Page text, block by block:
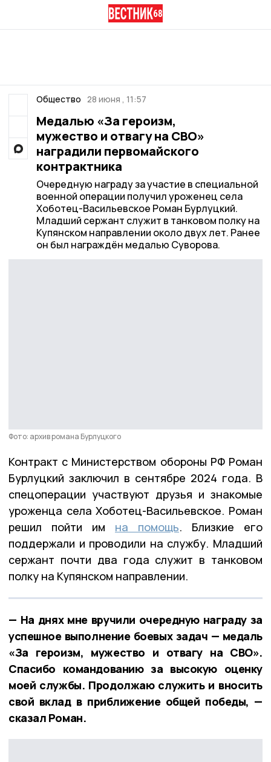
Общество 28 июня , 11:57
Медалью «За героизм,
мужество и отвагу на СВО»
наградили первомайского
контрактника
Очередную награду за участие в специальной
военной операции получил уроженец села
Хоботец-Васильевское Роман Бурлуцкий.
Младший сержант служит в танковом полку на
Купянском направлении около двух лет. Ранее
он был награждён медалью Суворова.
Фото: архив романа Бурлуцкого
Контракт с Министерством обороны РФ Роман
Бурлуцкий заключил в сентябре 2024 года. В
спецоперации участвуют друзья и знакомые
уроженца села Хоботец-Васильевское. Роман
решил пойти им на помощь. Близкие его
поддержали и проводили на службу. Младший
сержант почти два года служит в танковом
полку на Купянском направлении.
— На днях мне вручили очередную награду за
успешное выполнение боевых задач — медаль
«За героизм, мужество и отвагу на СВО».
Спасибо командованию за высокую оценку
моей службы. Продолжаю служить и вносить
свой вклад в приближение общей победы, —
сказал Роман.